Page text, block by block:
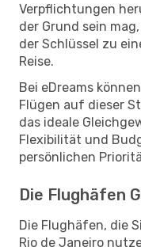
Verpflichtungen
der Grund sein
der Schlüssel zu
Reise.
Bei eDreams
Flügen auf dieser
das ideale
Flexibilität und
persönlichen
Die Flughäfen
Die Flughäfen, die
Rio de Janeiro